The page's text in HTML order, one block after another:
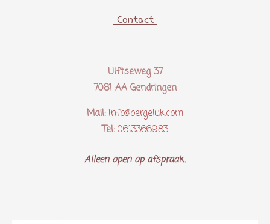
Contact
Ulftseweg 37
7081 AA Gendringen
Mail: Info@oergeluk.com
Tel: 0613366983
Alleen open op afspraak..